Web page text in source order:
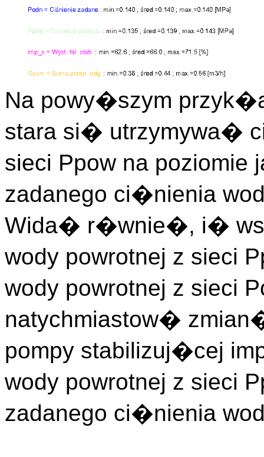
Na powy�szym
stara si� utrzymywa�
sieci Ppow na poziomie
zadanego ci�nienia
Wida� r�wnie�, i�
wody powrotnej z sieci
wody powrotnej z sieci
natychmiastow�
pompy stabilizuj�cej
wody powrotnej z sieci
zadanego ci�nienia